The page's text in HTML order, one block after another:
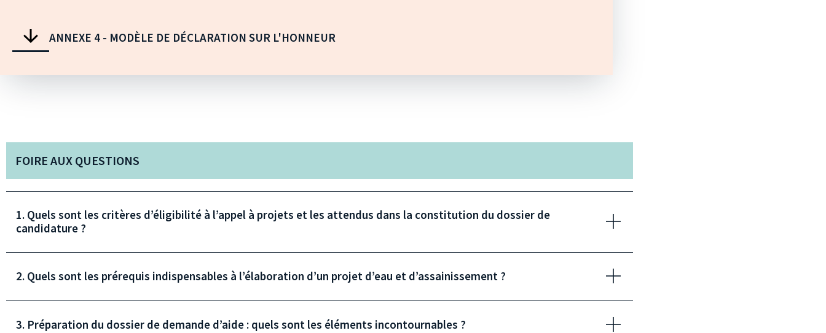
ANNEXE 4 - MODÈLE DE DÉCLARATION SUR L'HONNEUR
FOIRE AUX QUESTIONS
1. Quels sont les critères d’éligibilité à l’appel à projets et les attendus dans la constitution du dossier de
candidature ?
2. Quels sont les prérequis indispensables à l’élaboration d’un projet d’eau et d’assainissement ?
3. Préparation du dossier de demande d’aide : quels sont les éléments incontournables ?